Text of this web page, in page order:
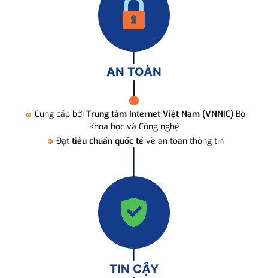
AN TOÀN
Cung cấp bởi Trung tâm Internet Việt Nam (VNNIC) Bộ
Khoa học và Công nghệ
Đạt tiêu chuẩn quốc tế về an toàn thông tin
TIN CẬY